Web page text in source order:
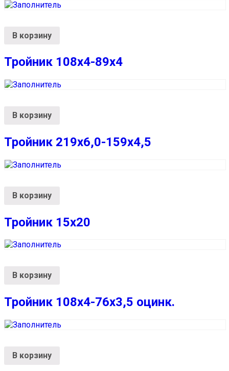
В корзину
Тройник 108х4-89х4
В корзину
Тройник 219х6,0-159х4,5
В корзину
Тройник 15х20
В корзину
Тройник 108х4-76х3,5 оцинк.
В корзину